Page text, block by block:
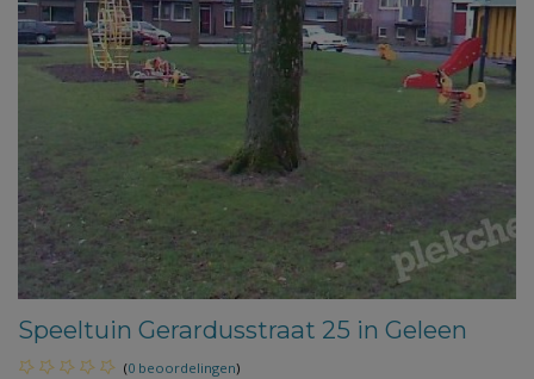
Speeltuin Gerardusstraat 25 in Geleen
(0 beoordelingen)